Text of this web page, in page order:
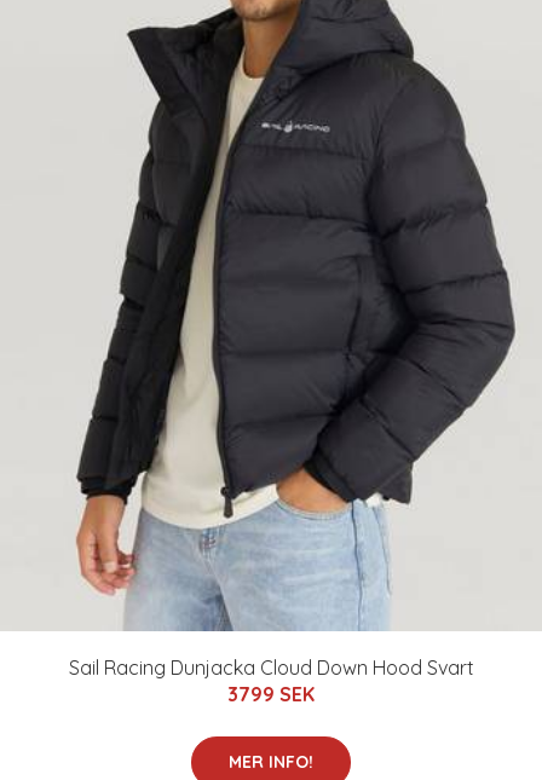
Sail Racing Dunjacka Cloud Down Hood Svart
3799 SEK
MER INFO!